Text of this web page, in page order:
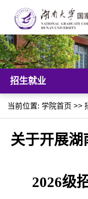
招生就业
当前位置: 学院首页 >>
关于开展
2026级